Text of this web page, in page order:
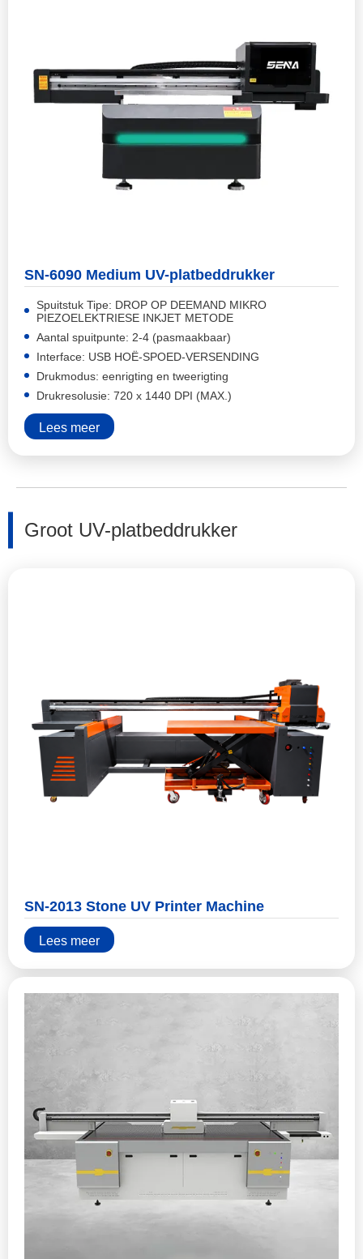
SN-6090 Medium UV-platbeddrukker
Spuitstuk Tipe: DROP OP DEEMAND MIKRO
PIEZOELEKTRIESE INKJET METODE
Aantal spuitpunte: 2-4 (pasmaakbaar)
Interface: USB HOË-SPOED-VERSENDING
Drukmodus: eenrigting en tweerigting
Drukresolusie: 720 x 1440 DPI (MAX.)
Lees meer
Groot UV-platbeddrukker
SN-2013 Stone UV Printer Machine
Lees meer